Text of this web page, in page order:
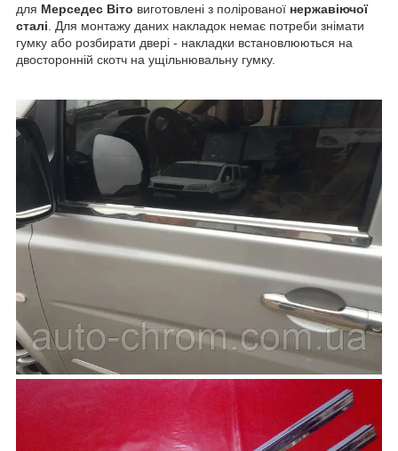
для Мерседес Віто виготовлені з полірованої нержавіючої
сталі . Для монтажу даних накладок немає потреби знімати
гумку або розбирати двері - накладки встановлюються на
двосторонній скотч на ущільнювальну гумку.